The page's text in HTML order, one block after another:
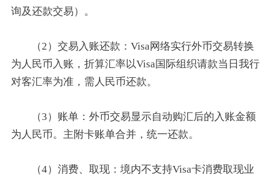
询及还款交易）。
（2）交易入账还款：Visa网络实行外币交易转换
为人民币入账，折算汇率以Visa国际组织请款当日我行
对客汇率为准，需人民币还款。
（3）账单：外币交易显示自动购汇后的入账金额
为人民币。主附卡账单合并，统一还款。
（4）消费、取现：境内不支持Visa卡消费取现业